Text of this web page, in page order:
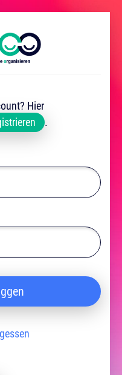
Hier
.